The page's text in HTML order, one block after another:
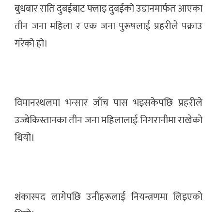
बुधबार राति दुबईबाट फ्लाइ दुबईको उडानमार्फत आएका
तीन जना महिला र एक जना पुरूषलाई प्रहरीले पक्राउ
गरेको हो।
विमानस्थलमा भन्सार जाँच पास भइसकेपछि प्रहरीले
उज्बेकिस्तानका तीन जना महिलालाई निगरानीमा राखेको
थियो।
शंकास्पद लागेपछि उनीहरूलाई नियन्त्रणमा लिइएको